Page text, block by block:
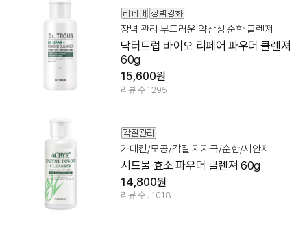
장벽 관리 부드러운 약산성 순한 클렌져
닥터트럽 바이오 리페어 파우더 클렌져
60g
15,600원
리뷰 수 : 295
카테킨/모공/각질 저자극/순한/세안제
시드물 효소 파우더 클렌져 60g
14,800원
리뷰 수 : 1018